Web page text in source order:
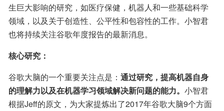
生巨大影响的研究，如医疗保健，机器人和一些基础科学
领域，以及关于创造性、公平性和包容性的工作。小智君
也将持续关注谷歌年度报告的最新消息。
核心研究：
谷歌大脑的一个重要关注点是： 通过研究，提高机器自身
的理解力以及在机器学习领域解决新问题的能力。 小智君
根据Jeff的原文，为大家提炼出了2017年谷歌大脑9个方面